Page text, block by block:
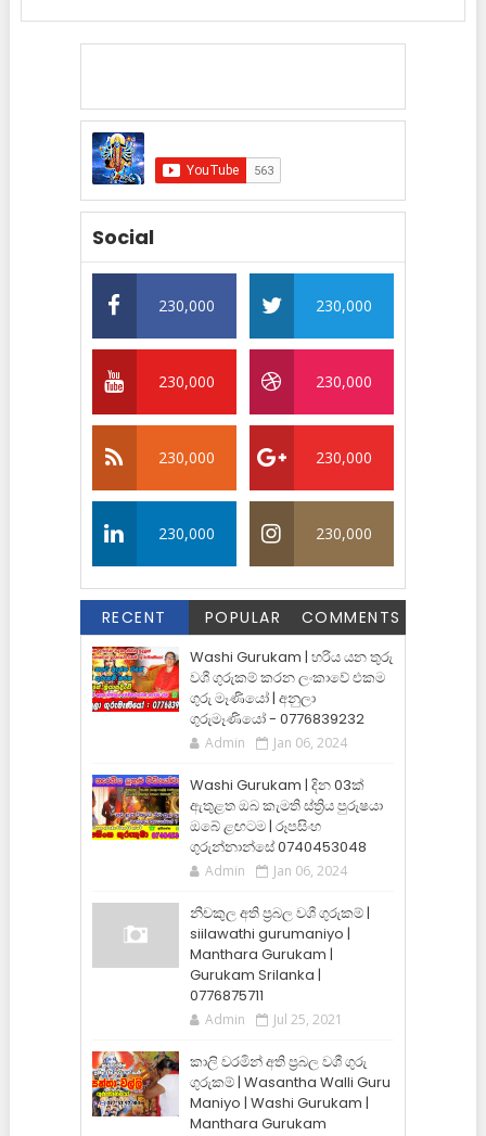
Social
230,000 230,000
230,000 230,000
230,000 230,000
230,000 230,000
RECENT POPULAR COMMENTS
Washi Gurukam | හරිය යන තුරු
වශී ගුරුකම් කරන ලංකාවේ එකම
ගුරු මෑණියෝ | අනුලා
ගුරුමෑණියෝ - 0776839232
Admin Jan 06, 2024
Washi Gurukam | දින 03ක්
ඇතුළත ඔබ කැමති ස්ත්‍රිය පුරුෂයා
ඔබේ ළඟටම | රූපසිංහ
ගුරුන්නාන්සේ 0740453048
Admin Jan 06, 2024
නීචකුල අති ප්‍රබල වශී ගුරුකම් |
siilawathi gurumaniyo |
Manthara Gurukam |
Gurukam Srilanka |
0776875711
Admin Jul 25, 2021
කාලි වරමින් අති ප්‍රබල වශී ගුරු
ගුරුකම් | Wasantha Walli Guru
Maniyo | Washi Gurukam |
Manthara Gurukam